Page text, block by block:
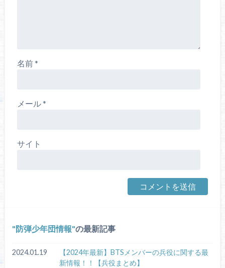
名前*
メール*
サイト
防弾少年団情報 の最新記事
2024.01.19
【2024年最新】BTSメンバーの兵役に関する最
新情報！！【兵役まとめ】